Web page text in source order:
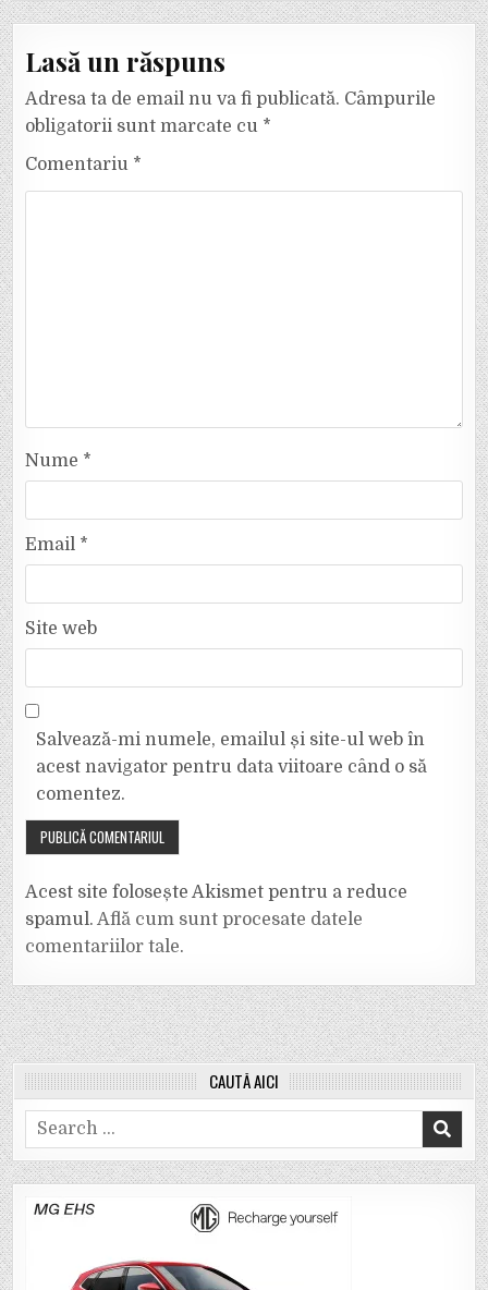
Lasă un răspuns
Adresa ta de email nu va fi publicată. Câmpurile
obligatorii sunt marcate cu *
Comentariu *
Nume *
Email *
Site web
Salvează-mi numele, emailul și site-ul web în
acest navigator pentru data viitoare când o să
comentez.
Acest site folosește Akismet pentru a reduce
spamul. Află cum sunt procesate datele
comentariilor tale.
CAUTĂ AICI
Search
for: